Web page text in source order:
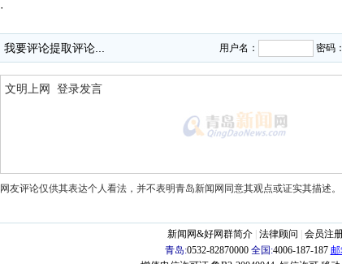
·
我要评论提取评论... 用户名： 密码：
网友评论仅供其表达个人看法，并不表明青岛新闻网同意其观点或证实其描述。